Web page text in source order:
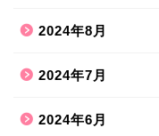
2024年8月
2024年7月
2024年6月